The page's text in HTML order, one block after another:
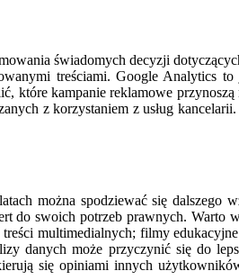
świadomych decyzji
treściami. Google Analytics to
które kampanie reklamowe przynoszą
z korzystaniem z usług
można spodziewać się dalszego
do swoich potrzeb prawnych. Warto
multimedialnych; filmy
danych może przyczynić się do
się opiniami innych